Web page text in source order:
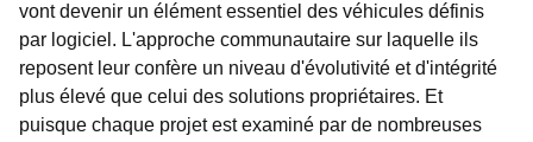
vont devenir un élément essentiel des véhicules définis
par logiciel. L'approche communautaire sur laquelle ils
reposent leur confère un niveau d'évolutivité et d'intégrité
plus élevé que celui des solutions propriétaires. Et
puisque chaque projet est examiné par de nombreuses